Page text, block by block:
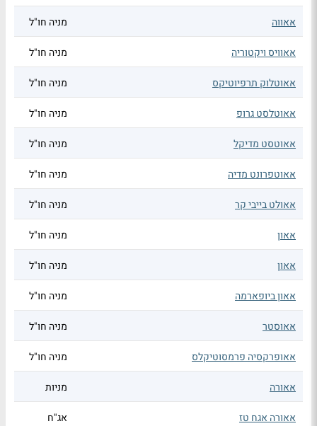
אאווה מניה חו"ל
אאוויס ויקטוריה מניה חו"ל
אאוטלוק תרפיוטיקס מניה חו"ל
אאוטלסט גרופ מניה חו"ל
אאוטסט מדיקל מניה חו"ל
אאוטפרונט מדיה מניה חו"ל
אאולט בייבי קר מניה חו"ל
אאון מניה חו"ל
אאון מניה חו"ל
אאון ביופארמה מניה חו"ל
אאוסטר מניה חו"ל
אאופרקסיה פרמסוטיקלס מניה חו"ל
אאורה מניות
אאורה אגח טז אג"ח